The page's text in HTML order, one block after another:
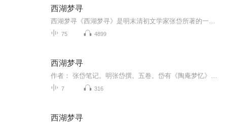
西湖梦寻
75 4899
西湖梦寻
7 316
西湖梦寻